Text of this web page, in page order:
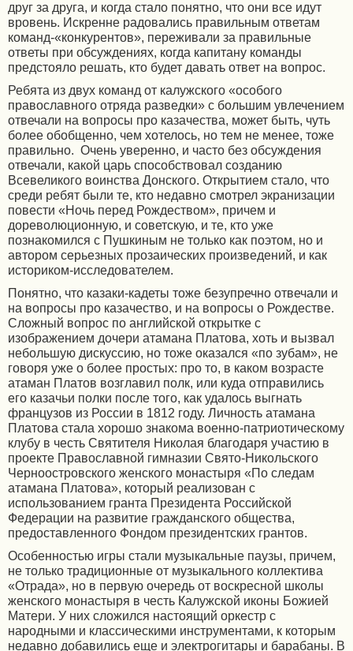
друг за друга, и когда стало понятно, что они все идут
вровень. Искренне радовались правильным ответам
команд-«конкурентов», переживали за правильные
ответы при обсуждениях, когда капитану команды
предстояло решать, кто будет давать ответ на вопрос.
Ребята из двух команд от калужского «особого
православного отряда разведки» с большим увлечением
отвечали на вопросы про казачества, может быть, чуть
более обобщенно, чем хотелось, но тем не менее, тоже
правильно. Очень уверенно, и часто без обсуждения
отвечали, какой царь способствовал созданию
Всевеликого воинства Донского. Открытием стало, что
среди ребят были те, кто недавно смотрел экранизации
повести «Ночь перед Рождеством», причем и
дореволюционную, и советскую, и те, кто уже
познакомился с Пушкиным не только как поэтом, но и
автором серьезных прозаических произведений, и как
историком-исследователем.
Понятно, что казаки-кадеты тоже безупречно отвечали и
на вопросы про казачество, и на вопросы о Рождестве.
Сложный вопрос по английской открытке с
изображением дочери атамана Платова, хоть и вызвал
небольшую дискуссию, но тоже оказался «по зубам», не
говоря уже о более простых: про то, в каком возрасте
атаман Платов возглавил полк, или куда отправились
его казачьи полки после того, как удалось выгнать
французов из России в 1812 году. Личность атамана
Платова стала хорошо знакома военно-патриотическому
клубу в честь Святителя Николая благодаря участию в
проекте Православной гимназии Свято-Никольского
Черноостровского женского монастыря «По следам
атамана Платова», который реализован с
использованием гранта Президента Российской
Федерации на развитие гражданского общества,
предоставленного Фондом президентских грантов.
Особенностью игры стали музыкальные паузы, причем,
не только традиционные от музыкального коллектива
«Отрада», но в первую очередь от воскресной школы
женского монастыря в честь Калужской иконы Божией
Матери. У них сложился настоящий оркестр с
народными и классическими инструментами, к которым
недавно добавились еще и электрогитары и барабаны. В